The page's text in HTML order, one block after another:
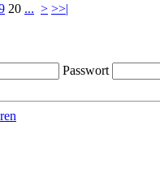
20 ... > >>|
Passwort